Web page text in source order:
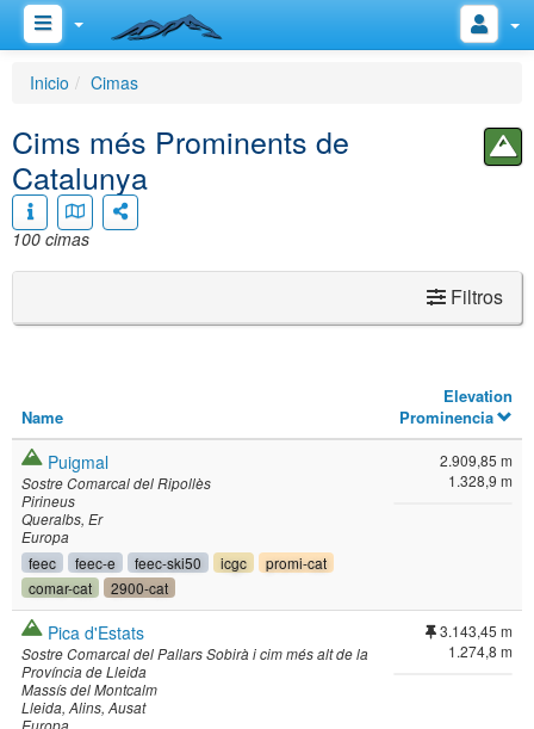
Inicio Cimas
Cims més Prominents de
Catalunya
100 cimas
Filtros
Name
Elevation
Prominencia
Puigmal
Sostre Comarcal del Ripollès
Pirineus
Queralbs Er
Europa
feec feec-e feec-ski50 icgc
promi-cat
comar-cat
2900-cat
2.909,85 m
1.328,9 m
Pica d'Estats
Sostre Comarcal del Pallars Sobirà i cim més alt de la
Província de Lleida
Massís del Montcalm
Lleida Alins Ausat
3.143,45 m
1.274,8 m